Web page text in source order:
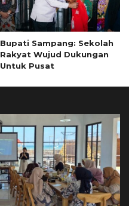
Bupati Sampang: Sekolah
Rakyat Wujud Dukungan
Untuk Pusat